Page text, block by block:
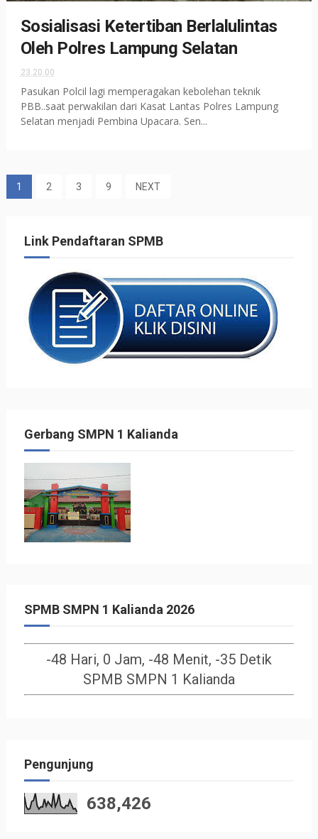
Sosialisasi Ketertiban Berlalulintas
Oleh Polres Lampung Selatan
23.20.00
Pasukan Polcil lagi memperagakan kebolehan teknik
PBB..saat perwakilan dari Kasat Lantas Polres Lampung
Selatan menjadi Pembina Upacara. Sen...
1 2 3 9 NEXT
Link Pendaftaran SPMB
Gerbang SMPN 1 Kalianda
SPMB SMPN 1 Kalianda 2026
-48 Hari, 0 Jam, -48 Menit, -36 Detik
SPMB SMPN 1 Kalianda
Pengunjung
638,426